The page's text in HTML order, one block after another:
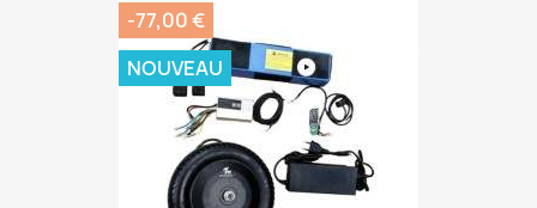
-77,00 €
NOUVEAU